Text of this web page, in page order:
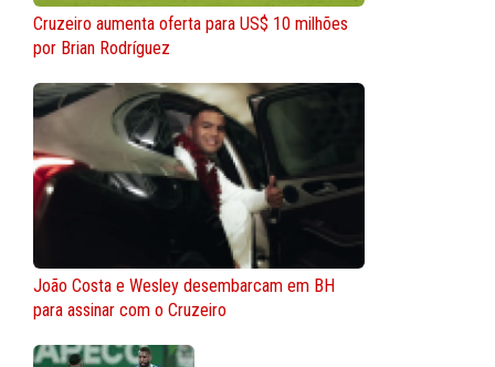
Cruzeiro aumenta oferta para US$ 10 milhões
por Brian Rodríguez
João Costa e Wesley desembarcam em BH
para assinar com o Cruzeiro